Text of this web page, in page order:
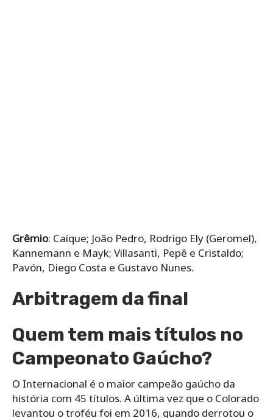
Grêmio: Caíque; João Pedro, Rodrigo Ely (Geromel),
Kannemann e Mayk; Villasanti, Pepê e Cristaldo;
Pavón, Diego Costa e Gustavo Nunes.
Arbitragem da final
Quem tem mais títulos no
Campeonato Gaúcho?
O Internacional é o maior campeão gaúcho da
história com 45 títulos. A última vez que o Colorado
levantou o troféu foi em 2016, quando derrotou o